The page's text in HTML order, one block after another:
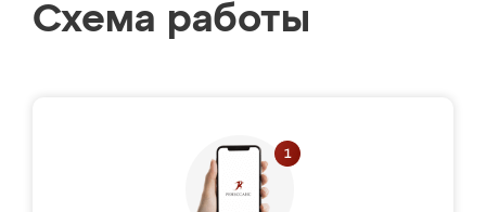
Схема работы